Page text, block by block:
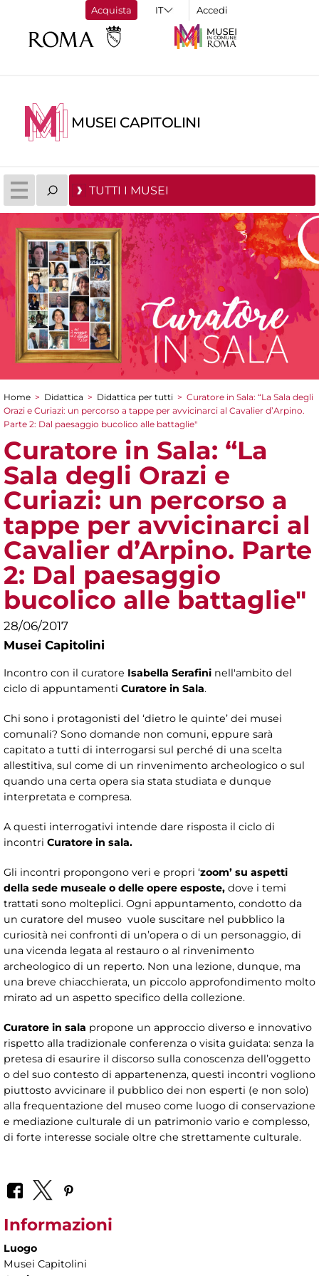
Acquista Accedi
MUSEI CAPITOLINI
TUTTI I MUSEI
Tu sei qui
Home > Didattica > Didattica per tutti > Curatore in Sala: “La Sala degli
Orazi e Curiazi: un percorso a tappe per avvicinarci al Cavalier d’Arpino.
Parte 2: Dal paesaggio bucolico alle battaglie"
Curatore in Sala: “La
Sala degli Orazi e
Curiazi: un percorso a
tappe per avvicinarci al
Cavalier d’Arpino. Parte
2: Dal paesaggio
bucolico alle battaglie"
28/06/2017
Musei Capitolini
Incontro con il curatore Isabella Serafini nell'ambito del
ciclo di appuntamenti Curatore in Sala.
Chi sono i protagonisti del ‘dietro le quinte’ dei musei
comunali? Sono domande non comuni, eppure sarà
capitato a tutti di interrogarsi sul perché di una scelta
allestitiva, sul come di un rinvenimento archeologico o sul
quando una certa opera sia stata studiata e dunque
interpretata e compresa.
A questi interrogativi intende dare risposta il ciclo di
incontri Curatore in sala.
Gli incontri propongono veri e propri ‘zoom’ su aspetti
della sede museale o delle opere esposte, dove i temi
trattati sono molteplici. Ogni appuntamento, condotto da
un curatore del museo vuole suscitare nel pubblico la
curiosità nei confronti di un’opera o di un personaggio, di
una vicenda legata al restauro o al rinvenimento
archeologico di un reperto. Non una lezione, dunque, ma
una breve chiacchierata, un piccolo approfondimento molto
mirato ad un aspetto specifico della collezione.
Curatore in sala propone un approccio diverso e innovativo
rispetto alla tradizionale conferenza o visita guidata: senza la
pretesa di esaurire il discorso sulla conoscenza dell’oggetto
o del suo contesto di appartenenza, questi incontri vogliono
piuttosto avvicinare il pubblico dei non esperti (e non solo)
alla frequentazione del museo come luogo di conservazione
e mediazione culturale di un patrimonio vario e complesso,
di forte interesse sociale oltre che strettamente culturale.
Informazioni
Luogo
Musei Capitolini